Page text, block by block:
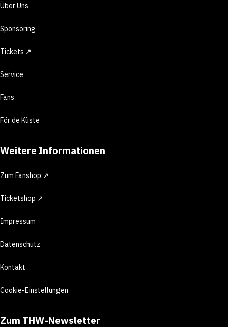
Über Uns
Sponsoring
Tickets ↗
Service
Fans
För de Küste
Weitere Informationen
Zum Fanshop ↗
Ticketshop ↗
Impressum
Datenschutz
Kontakt
Cookie-Einstellungen
Zum THW-Newsletter